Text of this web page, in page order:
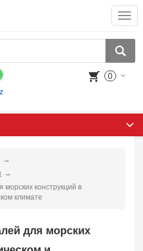
0
морских конструкций в
климате
для морских